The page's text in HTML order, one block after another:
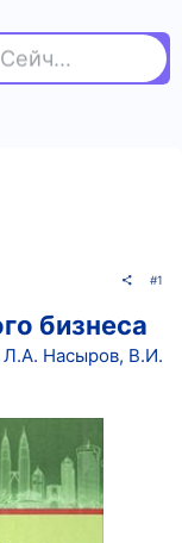
Найдите курс или автора. Сейчас ищут
#1
бизнеса
Насыров, В.И.